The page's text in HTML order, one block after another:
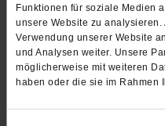
Funktionen für soziale Medien
unsere Website zu
Verwendung unserer Website
und Analysen weiter. Unsere
möglicherweise mit weiteren
haben oder die sie im Rahmen